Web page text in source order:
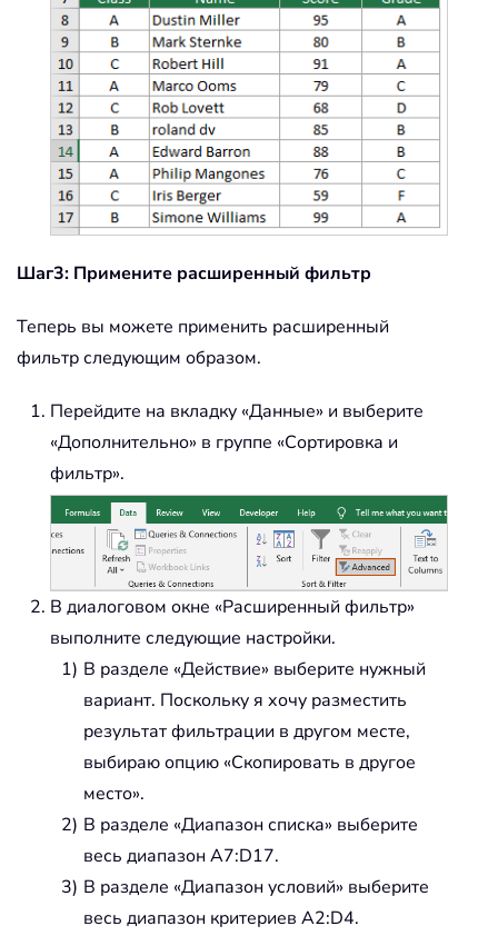
Шаг3: Примените расширенный фильтр
Теперь вы можете применить расширенный
фильтр следующим образом.
Перейдите на вкладку «Данные» и выберите
«Дополнительно» в группе «Сортировка и
фильтр».
В диалоговом окне «Расширенный фильтр»
выполните следующие настройки.
В разделе «Действие» выберите нужный
вариант. Поскольку я хочу разместить
результат фильтрации в другом месте,
выбираю опцию «Скопировать в другое
место».
В разделе «Диапазон списка» выберите
весь диапазонA7:D17.
В разделе «Диапазон условий» выберите
весь диапазон критериев A2:D4.